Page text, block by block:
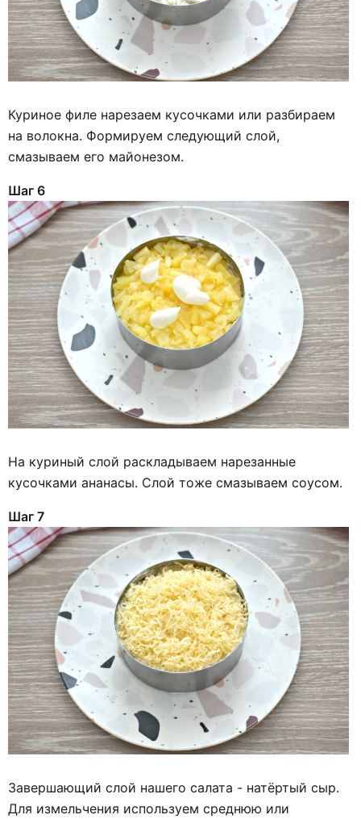
Куриное филе нарезаем кусочками или разбираем
на волокна. Формируем следующий слой,
смазываем его майонезом.
Шаг 6
На куриный слой раскладываем нарезанные
кусочками ананасы. Слой тоже смазываем соусом.
Шаг 7
Завершающий слой нашего салата - натёртый сыр.
Для измельчения используем среднюю или